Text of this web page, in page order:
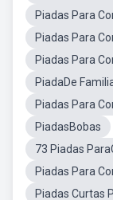
Piadas Para
Piadas Para
Piadas Para
PiadaDe
Piadas Para
PiadasBobas
73 Piadas
Piadas Para
Piadas Curtas